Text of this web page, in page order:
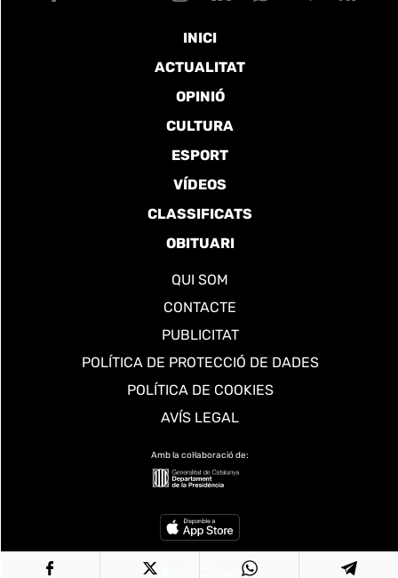
INICI
ACTUALITAT
OPINIÓ
CULTURA
ESPORT
VÍDEOS
CLASSIFICATS
OBITUARI
QUI SOM
CONTACTE
PUBLICITAT
POLÍTICA DE PROTECCIÓ DE DADES
POLÍTICA DE COOKIES
AVÍS LEGAL
Amb la col·laboració de: